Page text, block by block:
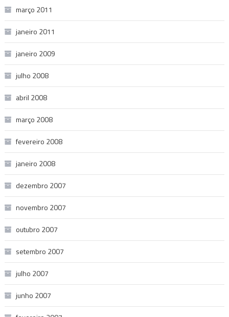
março 2011
janeiro 2011
janeiro 2009
julho 2008
abril 2008
março 2008
fevereiro 2008
janeiro 2008
dezembro 2007
novembro 2007
outubro 2007
setembro 2007
julho 2007
junho 2007